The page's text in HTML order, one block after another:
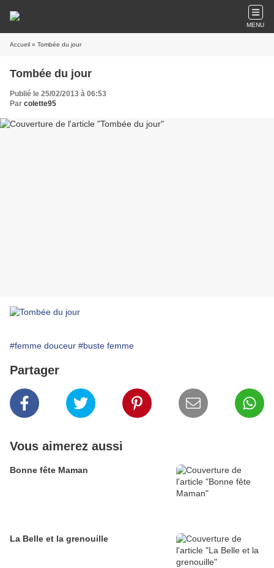
MENU
Accueil » Tombée du jour
Tombée du jour
Publié le 25/02/2013 à 06:53
Par colette95
#femme douceur #buste femme
Partager
Vous aimerez aussi
Bonne fête Maman
La Belle et la grenouille